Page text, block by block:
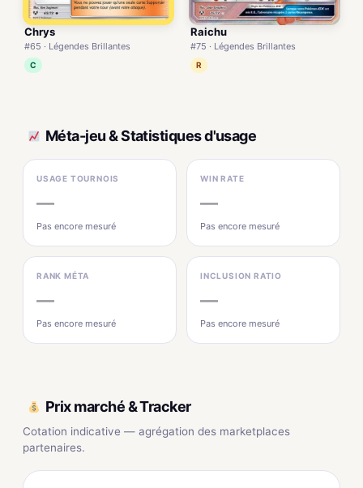
Chrys
#65 · Légendes Brillantes
C
Raichu
#75 · Légendes Brillantes
R
Méta-jeu & Statistiques d'usage
USAGE TOURNOIS
—
Pas encore mesuré
WIN RATE
—
Pas encore mesuré
RANK MÉTA
—
Pas encore mesuré
INCLUSION RATIO
—
Pas encore mesuré
Prix marché & Tracker
Cotation indicative — agrégation des marketplaces
partenaires.